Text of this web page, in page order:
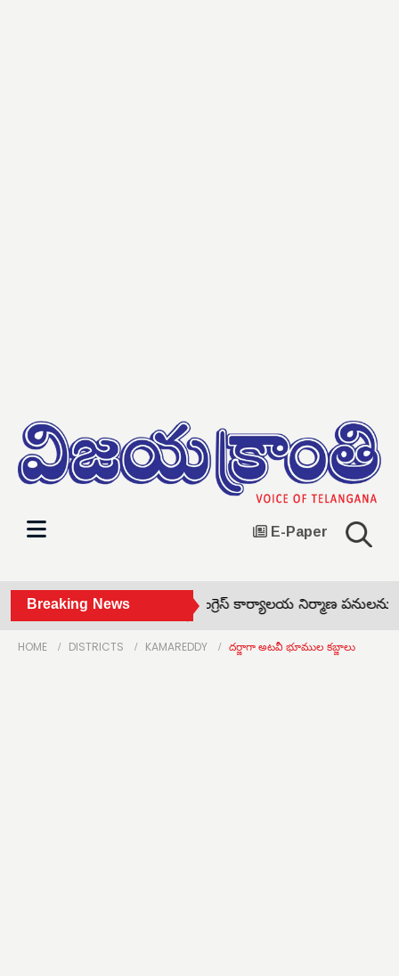
E-Paper
Breaking News
బోనాల సంబరాలు • కాంగ్రెస్ కార్యాలయ నిర్మాణ పనులను
HOME DISTRICTS KAMAREDDY దర్జాగా అటవీ భూముల కబ్జాలు